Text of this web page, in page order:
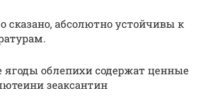
сказано, абсолютно устойчивы к
облепихи содержат ценные
зеаксантин